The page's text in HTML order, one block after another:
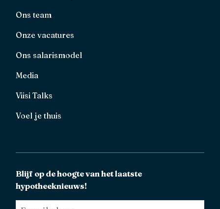
Ons team
Onze vacatures
Ons salarismodel
Media
Viisi Talks
Voel je thuis
Blijf op de hoogte van het laatste
hypotheeknieuws!